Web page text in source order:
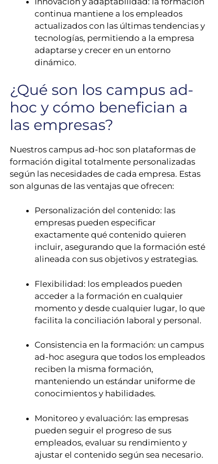
continua mantiene a los empleados
actualizados con las últimas tendencias y
tecnologías, permitiendo a la empresa
adaptarse y crecer en un entorno
dinámico.
¿Qué son los campus ad-
hoc y cómo benefician a
las empresas?
Nuestros campus ad-hoc son plataformas de
formación digital totalmente personalizadas
según las necesidades de cada empresa. Estas
son algunas de las ventajas que ofrecen:
Personalización del contenido: las
empresas pueden especificar
exactamente qué contenido quieren
incluir, asegurando que la formación esté
alineada con sus objetivos y estrategias.
Flexibilidad: los empleados pueden
acceder a la formación en cualquier
momento y desde cualquier lugar, lo que
facilita la conciliación laboral y personal.
Consistencia en la formación: un campus
ad-hoc asegura que todos los empleados
reciben la misma formación,
manteniendo un estándar uniforme de
conocimientos y habilidades.
Monitoreo y evaluación: las empresas
pueden seguir el progreso de sus
empleados, evaluar su rendimiento y
ajustar el contenido según sea necesario.